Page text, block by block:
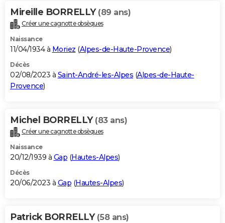
Mireille BORRELLY (89 ans)
Créer une cagnotte obsèques
Naissance
11/04/1934 à Moriez (Alpes-de-Haute-Provence)
Décès
02/08/2023 à Saint-André-les-Alpes (Alpes-de-Haute-
Provence)
Michel BORRELLY (83 ans)
Créer une cagnotte obsèques
Naissance
20/12/1939 à Gap (Hautes-Alpes)
Décès
20/06/2023 à Gap (Hautes-Alpes)
Patrick BORRELLY (58 ans)